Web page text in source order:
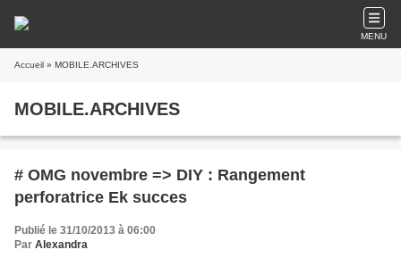
MENU
Accueil » MOBILE.ARCHIVES
MOBILE.ARCHIVES
# OMG novembre => DIY : Rangement
perforatrice Ek succes
Publié le 31/10/2013 à 06:00
Par Alexandra